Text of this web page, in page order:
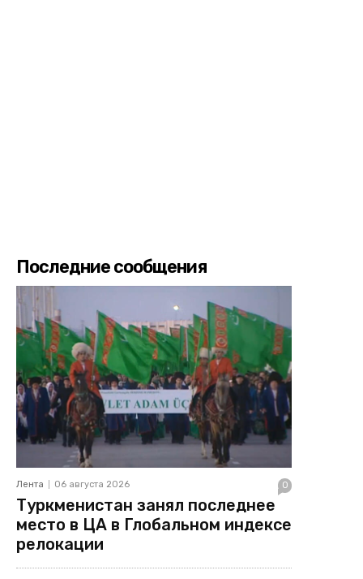
Последние сообщения
Лента 06 августа 2026 0
Туркменистан занял последнее
место в ЦА в Глобальном индексе
релокации